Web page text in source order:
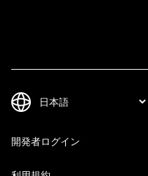
開発者ログイン